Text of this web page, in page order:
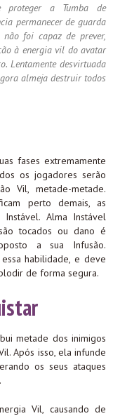
proteger a Tumba de
permanecer de guarda
foi capaz de prever,
à energia vil do avatar
Lentamente desvirtuada
almeja destruir todos
fases extremamente
os jogadores serão
Vil, metade-metade.
perto demais, as
Alma Instável
tocados ou dano é
a sua Infusão.
habilidade, e deve
de forma segura.
metade dos inimigos
Após isso, ela infunde
os seus ataques
Vil, causando de